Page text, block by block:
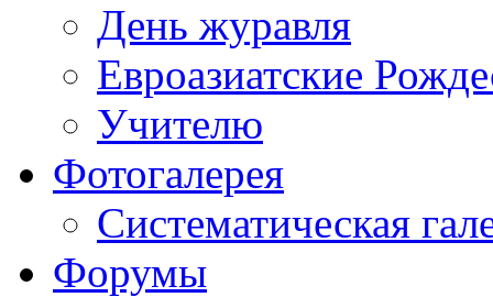
День журавля
Евроазиатские
Учителю
Фотогалерея
Систематическая
Форумы